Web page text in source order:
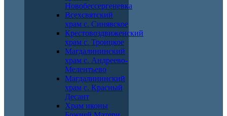
Новобессергеневка
Всехсвятский
храм с. Синявское
Крестовоздвиженский
храм с. Троицкое
Магдалининский
храм с. Андреево-
Мелентьево
Магдалининский
храм с. Красный
Десант
Храм иконы